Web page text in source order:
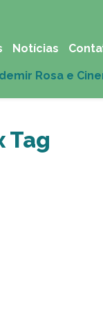
Notícias
Tag